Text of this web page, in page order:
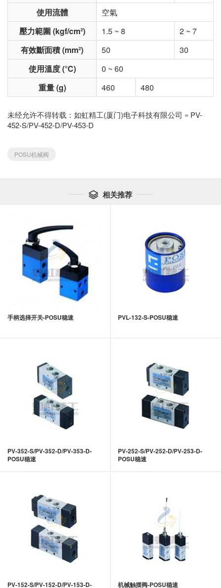
使用流體
空氣
壓力範圍 (kgf/cm²)
1.5 ~ 8
2 ~ 7
有效斷面積 (mm²)
50
30
使用溫度 (°C)
0 ~ 60
重量 (g)
460 480
未经允许不得转载： 如虹精工(厦门)电子科技有限公司 » PV-
452-S/PV-452-D/PV-453-D
POSU机械阀
 相关推荐
手柄选择开关-POSU稳速 PVL-132-S-POSU稳速
PV-352-S/PV-352-D/PV-353-D-
POSU稳速
PV-252-S/PV-252-D/PV-253-D-
POSU稳速
PV-152-S/PV-152-D/PV-153-D-
机械触摆阀-POSU稳速